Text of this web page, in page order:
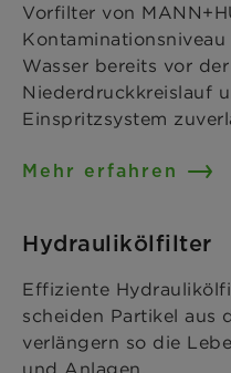
Vorfilter von
Wasser bereits vor
Niederdruckkreislauf
Einspritzsystem
Mehr erfahren
Hydraulikölfilter
Effiziente
scheiden Partikel aus
verlängern so die